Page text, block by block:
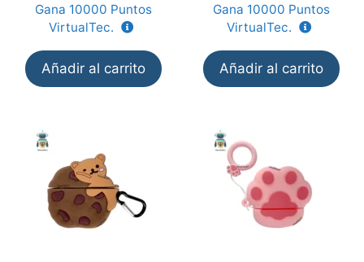
5
Gana 10000 Puntos
VirtualTec.
Añadir al carrito
5
Gana 10000 Puntos
VirtualTec.
Añadir al carrito